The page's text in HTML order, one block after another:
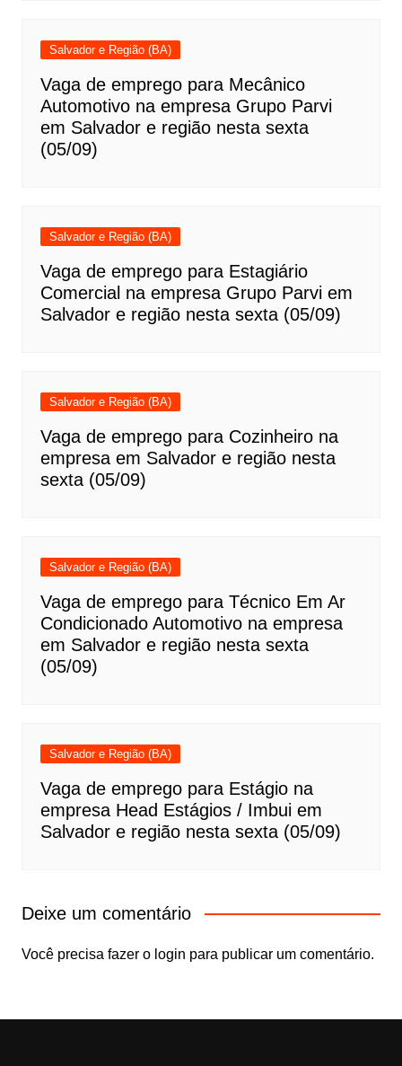
Salvador e Região (BA)
Vaga de emprego para Mecânico
Automotivo na empresa Grupo Parvi
em Salvador e região nesta sexta
(05/09)
Salvador e Região (BA)
Vaga de emprego para Estagiário
Comercial na empresa Grupo Parvi em
Salvador e região nesta sexta (05/09)
Salvador e Região (BA)
Vaga de emprego para Cozinheiro na
empresa em Salvador e região nesta
sexta (05/09)
Salvador e Região (BA)
Vaga de emprego para Técnico Em Ar
Condicionado Automotivo na empresa
em Salvador e região nesta sexta
(05/09)
Salvador e Região (BA)
Vaga de emprego para Estágio na
empresa Head Estágios / Imbui em
Salvador e região nesta sexta (05/09)
Deixe um comentário
Você precisa fazer o login para publicar um comentário.